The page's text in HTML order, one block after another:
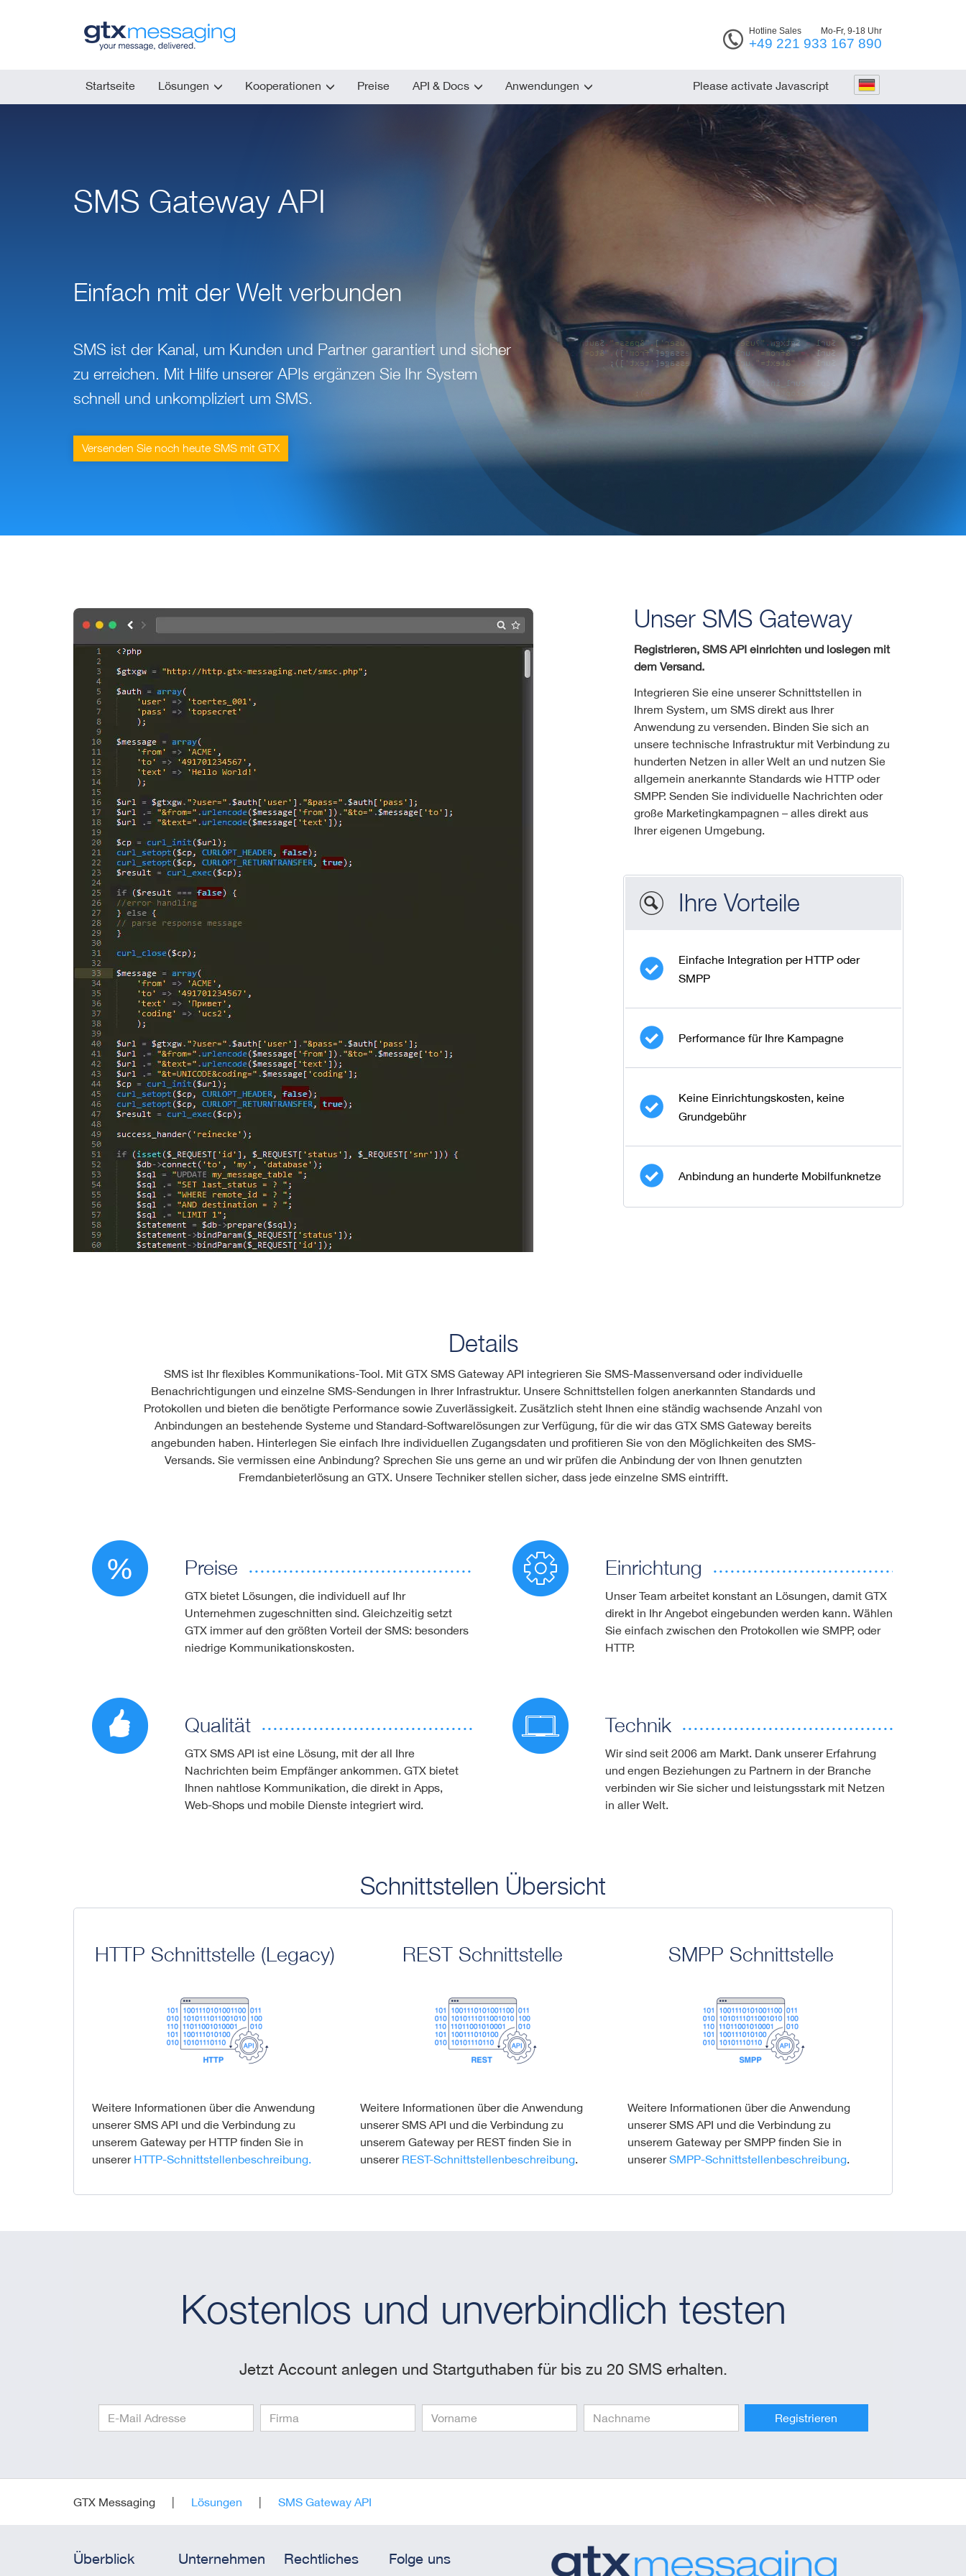
Startseite
Lösungen Kooperationen Preise API & Docs Anwendungen Please activate Javascript
Mo-Fr, 9-18 Uhr
Hotline Sales
+49 221 933 167 890
SMS Gateway API
Einfach mit der Welt verbunden
SMS ist der Kanal, um Kunden und Partner garantiert und sicher
zu erreichen. Mit Hilfe unserer APIs ergänzen Sie Ihr System
schnell und unkompliziert um SMS.
Versenden Sie noch heute SMS mit GTX
Unser SMS Gateway
Registrieren, SMS API einrichten und loslegen mit
dem Versand.
Integrieren Sie eine unserer Schnittstellen in
Ihrem System, um SMS direkt aus Ihrer
Anwendung zu versenden. Binden Sie sich an
unsere technische Infrastruktur mit Verbindung zu
hunderten Netzen in aller Welt an und nutzen Sie
allgemein anerkannte Standards wie HTTP oder
SMPP. Senden Sie individuelle Nachrichten oder
große Marketingkampagnen – alles direkt aus
Ihrer eigenen Umgebung.
Ihre Vorteile
Einfache Integration per HTTP oder
SMPP
Performance für Ihre Kampagne
Keine Einrichtungskosten, keine
Grundgebühr
Anbindung an hunderte Mobilfunknetze
Details
SMS ist Ihr flexibles Kommunikations-Tool. Mit GTX SMS Gateway API integrieren Sie SMS-Massenversand oder individuelle
Benachrichtigungen und einzelne SMS-Sendungen in Ihrer Infrastruktur. Unsere Schnittstellen folgen anerkannten Standards und
Protokollen und bieten die benötigte Performance sowie Zuverlässigkeit. Zusätzlich steht Ihnen eine ständig wachsende Anzahl von
Anbindungen an bestehende Systeme und Standard-Softwarelösungen zur Verfügung, für die wir das GTX SMS Gateway bereits
angebunden haben. Hinterlegen Sie einfach Ihre individuellen Zugangsdaten und profitieren Sie von den Möglichkeiten des SMS-
Versands. Sie vermissen eine Anbindung? Sprechen Sie uns gerne an und wir prüfen die Anbindung der von Ihnen genutzten
Fremdanbieterlösung an GTX. Unsere Techniker stellen sicher, dass jede einzelne SMS eintrifft.
Preise
GTX bietet Lösungen, die individuell auf Ihr
Unternehmen zugeschnitten sind. Gleichzeitig setzt
GTX immer auf den größten Vorteil der SMS: besonders
niedrige Kommunikationskosten.
Einrichtung
Unser Team arbeitet konstant an Lösungen, damit GTX
direkt in Ihr Angebot eingebunden werden kann. Wählen
Sie einfach zwischen den Protokollen wie SMPP, oder
HTTP.
Qualität
GTX SMS API ist eine Lösung, mit der all Ihre
Nachrichten beim Empfänger ankommen. GTX bietet
Ihnen nahtlose Kommunikation, die direkt in Apps,
Web-Shops und mobile Dienste integriert wird.
Technik
Wir sind seit 2006 am Markt. Dank unserer Erfahrung
und engen Beziehungen zu Partnern in der Branche
verbinden wir Sie sicher und leistungsstark mit Netzen
in aller Welt.
Schnittstellen Übersicht
HTTP Schnittstelle (Legacy)
Weitere Informationen über die Anwendung
unserer SMS API und die Verbindung zu
unserem Gateway per HTTP finden Sie in
unserer HTTP-Schnittstellenbeschreibung.
REST Schnittstelle
Weitere Informationen über die Anwendung
unserer SMS API und die Verbindung zu
unserem Gateway per REST finden Sie in
unserer REST-Schnittstellenbeschreibung.
SMPP Schnittstelle
Weitere Informationen über die Anwendung
unserer SMS API und die Verbindung zu
unserem Gateway per SMPP finden Sie in
unsererSMPP-Schnittstellenbeschreibung.
Kostenlos und unverbindlich testen
Jetzt Account anlegen und Startguthaben für bis zu 20 SMS erhalten.
Registrieren
GTX Messaging Lösungen SMS Gateway API
Überblick Unternehmen Rechtliches Folge uns